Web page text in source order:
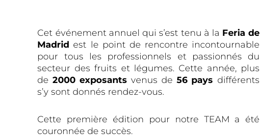
Cet événement annuel qui s’est tenu à la Feria de
Madrid est le point de rencontre incontournable
pour tous les professionnels et passionnés du
secteur des fruits et légumes. Cette année, plus
de2000 exposants venus de56 pays différents
s’y sont donnés rendez-vous.
Cette première édition pour notre TEAM a été
couronnée de succès.